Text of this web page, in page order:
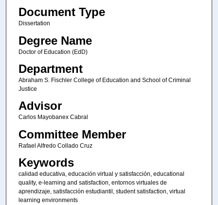
Document Type
Dissertation
Degree Name
Doctor of Education (EdD)
Department
Abraham S. Fischler College of Education and School of Criminal
Justice
Advisor
Carlos Mayobanex Cabral
Committee Member
Rafael Alfredo Collado Cruz
Keywords
calidad educativa, educación virtual y satisfacción, educational
quality, e-learning and satisfaction, entornos virtuales de
aprendizaje, satisfacción estudiantil, student satisfaction, virtual
learning environments